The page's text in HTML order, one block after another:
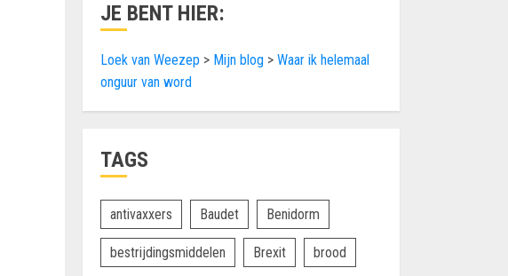
JE BENT HIER:
Loek van Weezep > Mijn blog >Waar ik helemaal
onguur van word
TAGS
antivaxxers Baudet Benidorm
bestrijdingsmiddelen Brexit brood